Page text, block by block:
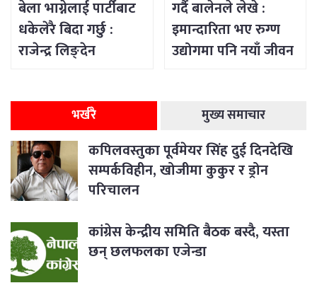
बेला भाग्नेलाई पार्टीबाट
धकेलेरै बिदा गर्छु :
राजेन्द्र लिङ्देन
गर्दै बालेनले लेखे :
इमान्दारिता भए रुग्ण
उद्योगमा पनि नयाँ जीवन
भर्खरै मुख्य समाचार
कपिलवस्तुका पूर्वमेयर सिंह दुई दिनदेखि
सम्पर्कविहीन, खोजीमा कुकुर र ड्रोन
परिचालन
कांग्रेस केन्द्रीय समिति बैठक बस्दै, यस्ता
छन् छलफलका एजेन्डा